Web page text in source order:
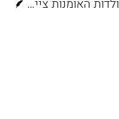
סלבטורה ון דר בוסקן | חוקר תולדות האומנות צייר בוגר האקדמיה